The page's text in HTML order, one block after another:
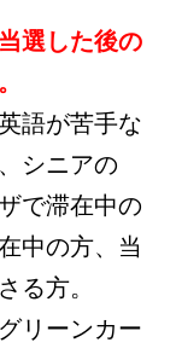
選した後の
語が苦手な
シニアの
で滞在中の
中の方、当
る方。
リーンカー